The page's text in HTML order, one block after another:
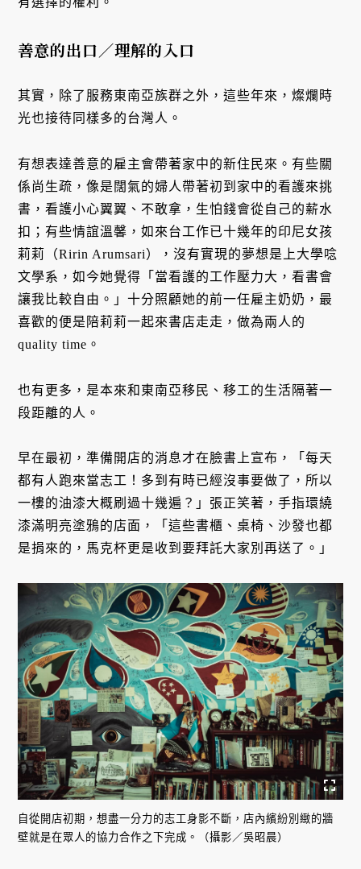
善意的出口／理解的入口
其實，除了服務東南亞族群之外，這些年來，燦爛時
光也接待同樣多的台灣人。
有想表達善意的雇主會帶著家中的新住民來。有些關
係尚生疏，像是闊氣的婦人帶著初到家中的看護來挑
書，看護小心翼翼、不敢拿，生怕錢會從自己的薪水
扣；有些情誼溫馨，如來台工作已十幾年的印尼女孩
莉莉（Ririn Arumsari），沒有實現的夢想是上大學唸
文學系，如今她覺得「當看護的工作壓力大，看書會
讓我比較自由。」十分照顧她的前一任雇主奶奶，最
喜歡的便是陪莉莉一起來書店走走，做為兩人的
quality time。
也有更多，是本來和東南亞移民、移工的生活隔著一
段距離的人。
早在最初，準備開店的消息才在臉書上宣布，「每天
都有人跑來當志工！多到有時已經沒事要做了，所以
一樓的油漆大概刷過十幾遍？」張正笑著，手指環繞
漆滿明亮塗鴉的店面，「這些書櫃、桌椅、沙發也都
是捐來的，馬克杯更是收到要拜託大家別再送了。」
自從開店初期，想盡一分力的志工身影不斷，店內繽紛別緻的牆
壁就是在眾人的協力合作之下完成。（攝影／吳昭晨）